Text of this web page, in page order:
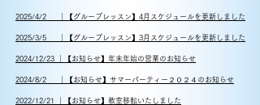
2025/4/2 ｜【グループレッスン】4月スケジュールを更新しました
2025/3/5 ｜【グループレッスン】3月スケジュールを更新しました
2024/12/23 ｜【お知らせ】年末年始の営業のお知らせ
2024/8/2 ｜【お知らせ】サマーパーティー２０２４のお知らせ
2022/12/21 ｜【お知らせ】教室移転いたしました